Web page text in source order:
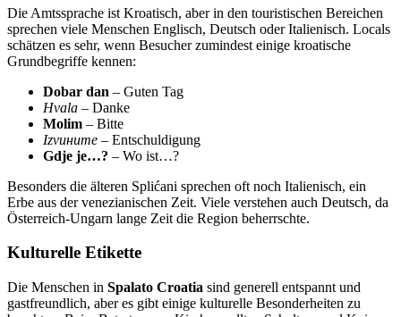
Die Amtssprache ist Kroatisch, aber in den touristischen Bereichen
sprechen viele Menschen Englisch, Deutsch oder Italienisch. Locals
schätzen es sehr, wenn Besucher zumindest einige kroatische
Grundbegriffe kennen:
Dobar dan – Guten Tag
Hvala – Danke
Molim – Bitte
Izvините – Entschuldigung
Gdje je…? – Wo ist…?
Besonders die älteren Splićani sprechen oft noch Italienisch, ein
Erbe aus der venezianischen Zeit. Viele verstehen auch Deutsch, da
Österreich-Ungarn lange Zeit die Region beherrschte.
Kulturelle Etikette
Die Menschen in Spalato Croatia sind generell entspannt und
gastfreundlich, aber es gibt einige kulturelle Besonderheiten zu